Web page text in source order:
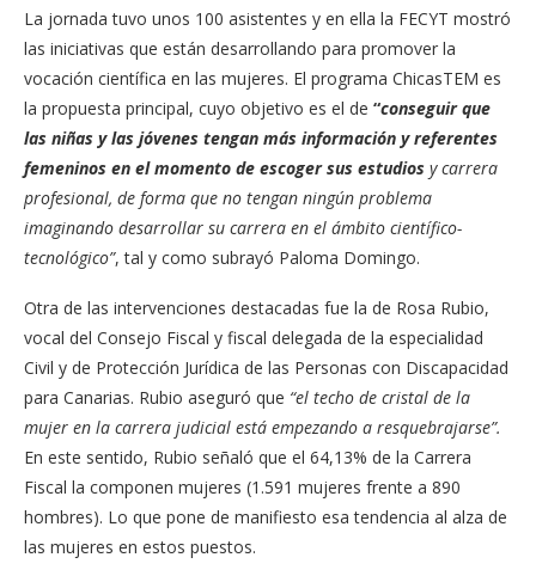
La jornada tuvo unos 100 asistentes y en ella la FECYT mostró
las iniciativas que están desarrollando para promover la
vocación científica en las mujeres. El programa ChicasTEM es
la propuesta principal, cuyo objetivo es el de “conseguir que
las niñas y las jóvenes tengan más información y referentes
femeninos en el momento de escoger sus estudios y carrera
profesional, de forma que no tengan ningún problema
imaginando desarrollar su carrera en el ámbito científico-
tecnológico”, tal y como subrayó Paloma Domingo.
Otra de las intervenciones destacadas fue la de Rosa Rubio,
vocal del Consejo Fiscal y fiscal delegada de la especialidad
Civil y de Protección Jurídica de las Personas con Discapacidad
para Canarias. Rubio aseguró que “el techo de cristal de la
mujer en la carrera judicial está empezando a resquebrajarse”.
En este sentido, Rubio señaló que el 64,13% de la Carrera
Fiscal la componen mujeres (1.591 mujeres frente a 890
hombres). Lo que pone de manifiesto esa tendencia al alza de
las mujeres en estos puestos.